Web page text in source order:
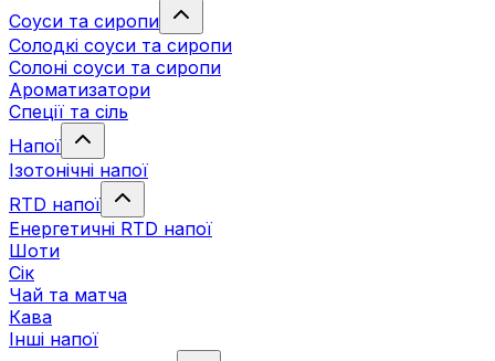
Соуси та сиропи
Солодкі соуси та сиропи
Солоні соуси та сиропи
Ароматизатори
Спеції та сіль
Напої
Ізотонічні напої
RTD напої
Енергетичні RTD напої
Шоти
Сік
Чай та матча
Кава
Інші напої